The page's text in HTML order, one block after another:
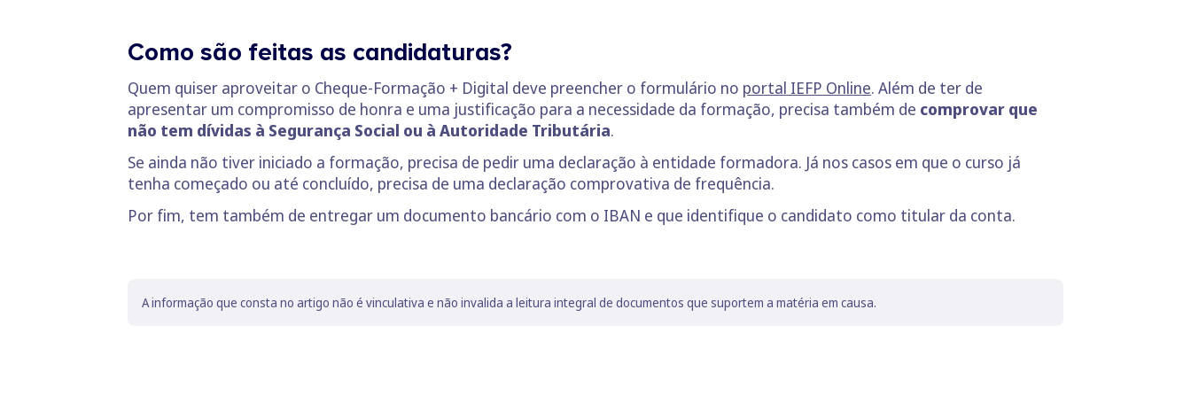
Como são feitas as candidaturas?
Quem quiser aproveitar o Cheque-Formação + Digital deve preencher o formulário no portal IEFP Online. Além de ter de
apresentar um compromisso de honra e uma justificação para a necessidade da formação, precisa também de comprovar que
não tem dívidas à Segurança Social ou à Autoridade Tributária.
Se ainda não tiver iniciado a formação, precisa de pedir uma declaração à entidade formadora. Já nos casos em que o curso já
tenha começado ou até concluído, precisa de uma declaração comprovativa de frequência.
Por fim, tem também de entregar um documento bancário com o IBAN e que identifique o candidato como titular da conta.
A informação que consta no artigo não é vinculativa e não invalida a leitura integral de documentos que suportem a matéria em causa.